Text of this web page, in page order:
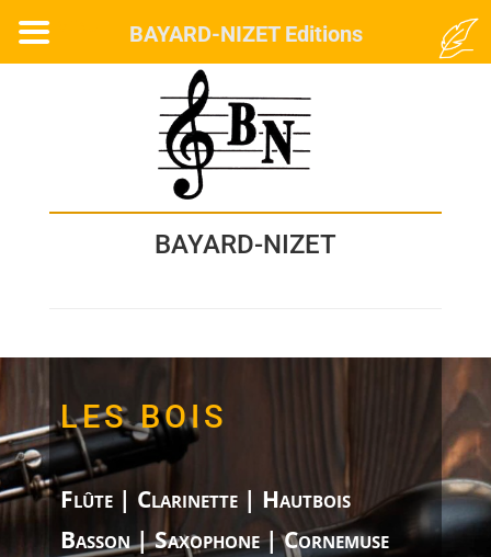
BAYARD-NIZET
LES BOIS
Flûte | Clarinette | Hautbois
Basson | Saxophone | Cornemuse
BAYARD-NIZET Editions